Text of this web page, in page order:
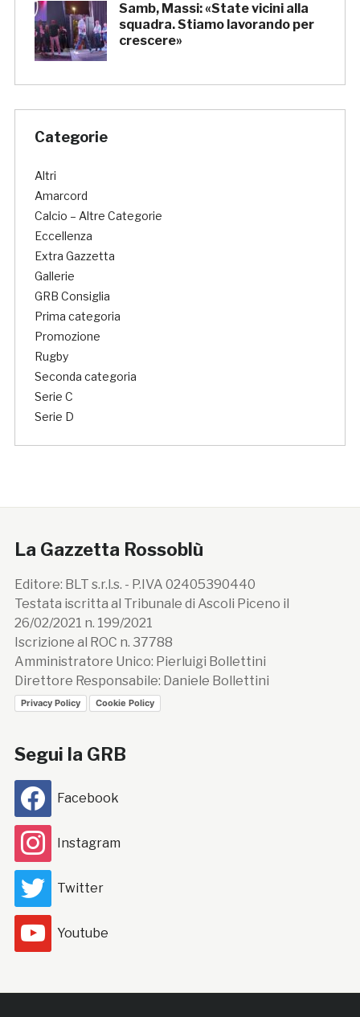
Samb, Massi: «State vicini alla
squadra. Stiamo lavorando per
crescere»
Categorie
Altri
Amarcord
Calcio – Altre Categorie
Eccellenza
Extra Gazzetta
Gallerie
GRB Consiglia
Prima categoria
Promozione
Rugby
Seconda categoria
Serie C
Serie D
La Gazzetta Rossoblù
Editore: BLT s.r.l.s. - P.IVA 02405390440
Testata iscritta al Tribunale di Ascoli Piceno il
26/02/2021 n. 199/2021
Iscrizione al ROC n. 37788
Amministratore Unico: Pierluigi Bollettini
Direttore Responsabile: Daniele Bollettini
Privacy Policy Cookie Policy
Segui la GRB
Facebook
Instagram
Twitter
Youtube